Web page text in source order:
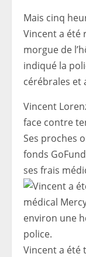
Mais cinq
Vincent a été
morgue de
indiqué la
cérébrales et
Vincent
face contre
Ses proches
fonds
ses frais
Vincent a été